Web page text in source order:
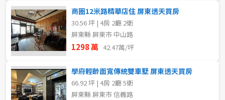
商圈12米路精華店住 屏東透天買房
30.56 坪 | 4房 2廳 2衛
屏東縣 屏東市 中山路
1298 萬 42.47萬/坪
學府輕齡面寬傳統雙車墅 屏東透天買房
66.92 坪 | 4房 2廳 5衛
屏東縣 屏東市 信義路